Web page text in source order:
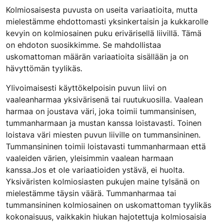
Kolmiosaisesta puvusta on useita variaatioita, mutta
mielestämme ehdottomasti yksinkertaisin ja kukkarolle
kevyin on kolmiosainen puku erivärisellä liivillä. Tämä
on ehdoton suosikkimme. Se mahdollistaa
uskomattoman määrän variaatioita sisällään ja on
hävyttömän tyylikäs.
Ylivoimaisesti käyttökelpoisin puvun liivi on
vaaleanharmaa yksivärisenä tai ruutukuosilla. Vaalean
harmaa on joustava väri, joka toimii tummansinisen,
tummanharmaan ja mustan kanssa loistavasti. Toinen
loistava väri miesten puvun liiville on tummansininen.
Tummansininen toimii loistavasti tummanharmaan että
vaaleiden värien, yleisimmin vaalean harmaan
kanssa.Jos et ole variaatioiden ystävä, ei huolta.
Yksiväristen kolmiosiasten pukujen maine tylsänä on
mielestämme täysin väärä. Tummanharmaa tai
tummansininen kolmiosainen on uskomattoman tyylikäs
kokonaisuus, vaikkakin hiukan hajotettuja kolmiosaisia